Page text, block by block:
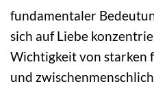
fundamentaler
sich auf Liebe
Wichtigkeit von starken
und